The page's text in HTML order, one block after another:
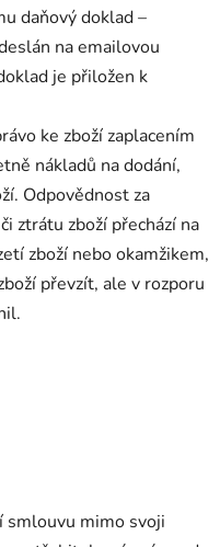
daňový doklad –
na emailovou
je přiložen k
ke zboží zaplacením
nákladů na dodání,
Odpovědnost za
ztrátu zboží přechází na
zboží nebo okamžikem,
převzít, ale v rozporu
smlouvu mimo svoji